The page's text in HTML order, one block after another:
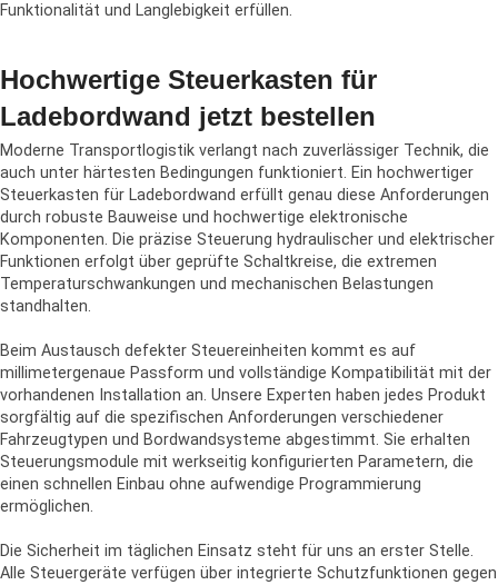
Funktionalität und Langlebigkeit erfüllen.
Hochwertige Steuerkasten für
Ladebordwand jetzt bestellen
Moderne Transportlogistik verlangt nach zuverlässiger Technik, die
auch unter härtesten Bedingungen funktioniert. Ein hochwertiger
Steuerkasten für Ladebordwand erfüllt genau diese Anforderungen
durch robuste Bauweise und hochwertige elektronische
Komponenten. Die präzise Steuerung hydraulischer und elektrischer
Funktionen erfolgt über geprüfte Schaltkreise, die extremen
Temperaturschwankungen und mechanischen Belastungen
standhalten.
Beim Austausch defekter Steuereinheiten kommt es auf
millimetergenaue Passform und vollständige Kompatibilität mit der
vorhandenen Installation an. Unsere Experten haben jedes Produkt
sorgfältig auf die spezifischen Anforderungen verschiedener
Fahrzeugtypen und Bordwandsysteme abgestimmt. Sie erhalten
Steuerungsmodule mit werkseitig konfigurierten Parametern, die
einen schnellen Einbau ohne aufwendige Programmierung
ermöglichen.
Die Sicherheit im täglichen Einsatz steht für uns an erster Stelle.
Alle Steuergeräte verfügen über integrierte Schutzfunktionen gegen